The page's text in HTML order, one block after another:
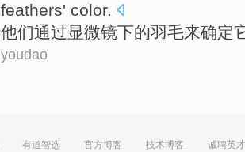
feathers' color.
他们通过显微镜下的羽毛来确定
youdao
有道智选 官方博客 技术博客 诚聘英才